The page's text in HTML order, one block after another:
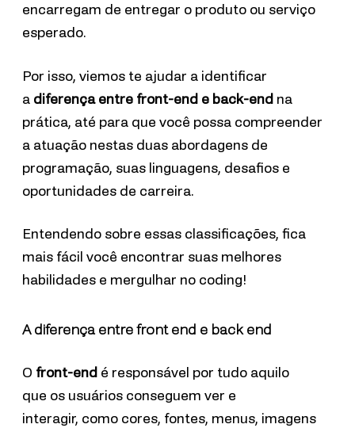
encarregam de entregar o produto ou serviço
esperado.
Por isso, viemos te ajudar a identificar
a diferença entre front-end e back-endna
prática, até para que você possa compreender
a atuação nestas duas abordagens de
programação, suas linguagens, desafios e
oportunidades de carreira.
Entendendo sobre essas classificações, fica
mais fácil você encontrar suas melhores
habilidades e mergulhar no coding!
A diferença entre front end e back end
O front-end é responsável por tudo aquilo
que os usuários conseguem ver e
interagir, como cores, fontes, menus, imagens